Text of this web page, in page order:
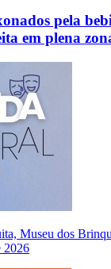
pela
em plena
Museu dos
2026